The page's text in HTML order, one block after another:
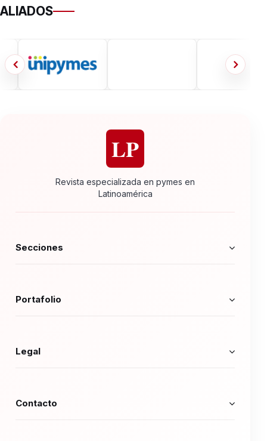
ALIADOS
LP
Revista especializada en pymes en
Latinoamérica
Secciones
Portafolio
Legal
Contacto